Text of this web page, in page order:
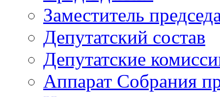
Заместитель
Депутатский состав
Депутатские
Аппарат Собрания